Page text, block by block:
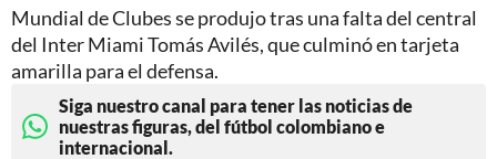
Mundial de Clubes se produjo tras una falta del central
del Inter Miami Tomás Avilés, que culminó en tarjeta
amarilla para el defensa.
Siga nuestro canal para tener las noticias de
nuestras figuras, del fútbol colombiano e
internacional.